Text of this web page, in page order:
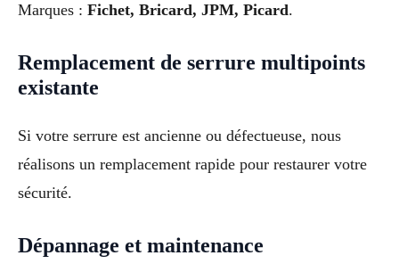
Marques : Fichet, Bricard, JPM, Picard.
Remplacement de serrure multipoints
existante
Si votre serrure est ancienne ou défectueuse, nous
réalisons un remplacement rapide pour restaurer votre
sécurité.
Dépannage et maintenance